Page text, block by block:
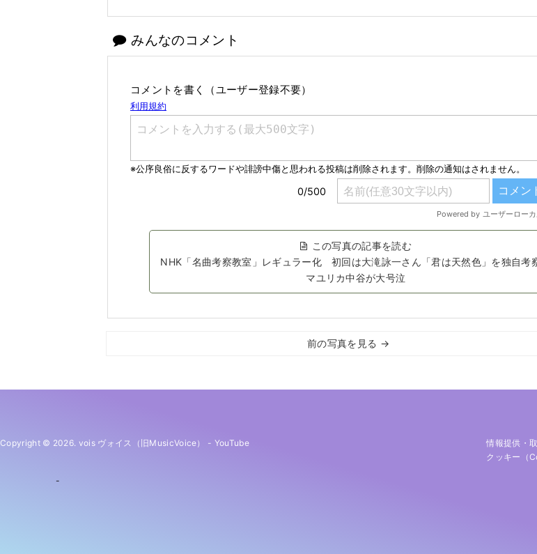
みんなのコメント
コメントを書く（ユーザー登録不要）
この写真の記事を読む
NHK「名曲考察教室」レギュラー化 初回は大滝詠一さん「君は天然色」を独自考
マユリカ中谷が大号泣
前の写真を見る →
Copyright © 2026. vois ヴォイス（旧MusicVoice） - YouTube 情報提供・
クッキー（
-